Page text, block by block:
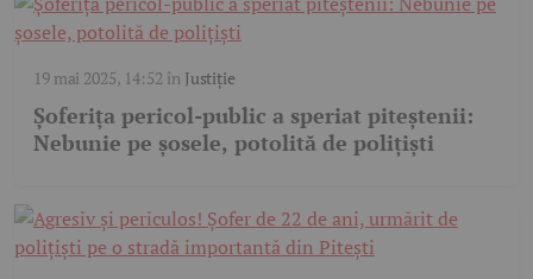
19 mai 2025, 14:52 în Justiție
Șoferița pericol-public a speriat piteștenii:
Nebunie pe șosele, potolită de polițiști